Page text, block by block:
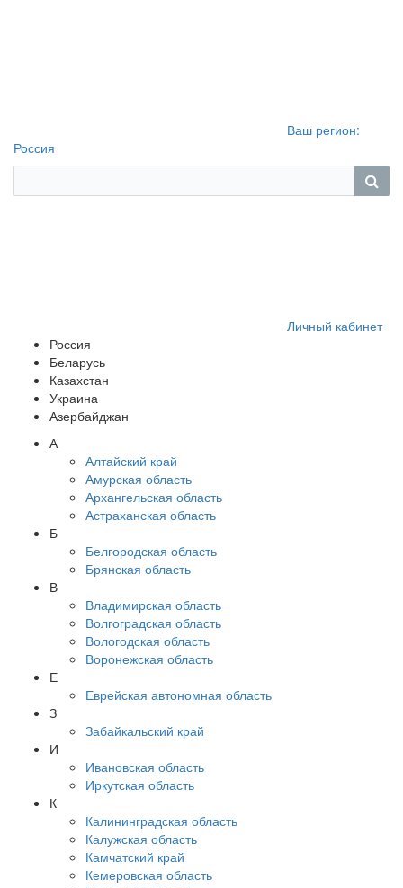
Ваш регион:
Россия
Личный кабинет
Россия
Беларусь
Казахстан
Украина
Азербайджан
А
Алтайский край
Амурская область
Архангельская область
Астраханская область
Б
Белгородская область
Брянская область
В
Владимирская область
Волгоградская область
Вологодская область
Воронежская область
Е
Еврейская автономная область
З
Забайкальский край
И
Ивановская область
Иркутская область
К
Калининградская область
Калужская область
Камчатский край
Кемеровская область